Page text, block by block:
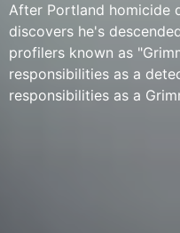
After Portland homicide
discovers he's
profilers known as
responsibilities as a
responsibilities as a